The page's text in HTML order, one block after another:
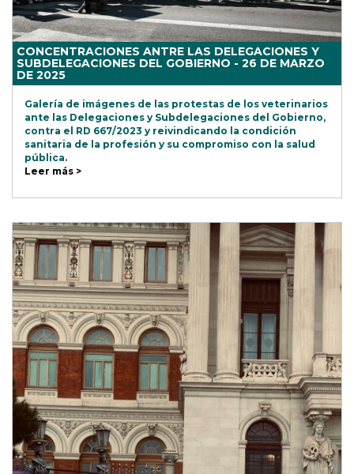
CONCENTRACIONES ANTRE LAS DELEGACIONES Y
SUBDELEGACIONES DEL GOBIERNO - 26 DE MARZO
DE 2025
Galería de imágenes de las protestas de los veterinarios
ante las Delegaciones y Subdelegaciones del Gobierno,
contra el RD 667/2023 y reivindicando la condición
sanitaria de la profesión y su compromiso con la salud
pública.
Leer más >